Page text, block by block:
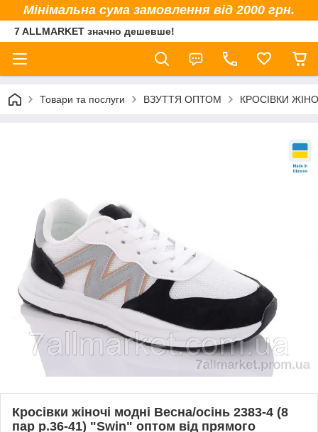
Мінімальна сума замовлення від 2000 грн.
7 ALLMARKET значно дешевше!
Товари та послуги ВЗУТТЯ ОПТОМ КРОСІВКИ
Кросівки жіночі модні Весна/осінь 2383-4 (8
пар р.36-41) "Swin" оптом від прямого